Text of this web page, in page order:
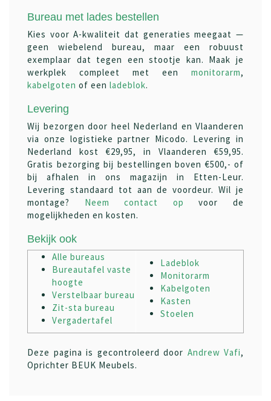
Bureau met lades bestellen
Kies voor A-kwaliteit dat generaties meegaat —
geen wiebelend bureau, maar een robuust
exemplaar dat tegen een stootje kan. Maak je
werkplek compleet met een monitorarm,
kabelgoten of een ladeblok.
Levering
Wij bezorgen door heel Nederland en Vlaanderen
via onze logistieke partner Micodo. Levering in
Nederland kost €29,95, in Vlaanderen €59,95.
Gratis bezorging bij bestellingen boven €500,- of
bij afhalen in ons magazijn in Etten-Leur.
Levering standaard tot aan de voordeur. Wil je
montage? Neem contact op voor de
mogelijkheden en kosten.
Bekijk ook
Alle bureaus
Bureautafel vaste
hoogte
Verstelbaar bureau
Zit-sta bureau
Vergadertafel
Ladeblok
Monitorarm
Kabelgoten
Kasten
Stoelen
Deze pagina is gecontroleerd door Andrew Vafi,
Oprichter BEUK Meubels.